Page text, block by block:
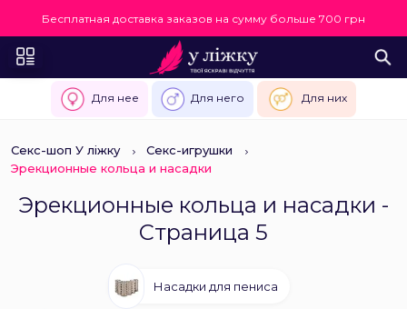
Бесплатная доставка заказов на сумму больше 700 грн
Для нее Для него Для них
Секс-шоп У ліжку
Секс-игрушки
Эрекционные кольца и насадки
Эрекционные кольца и насадки -
Страница 5
Насадки для пениса